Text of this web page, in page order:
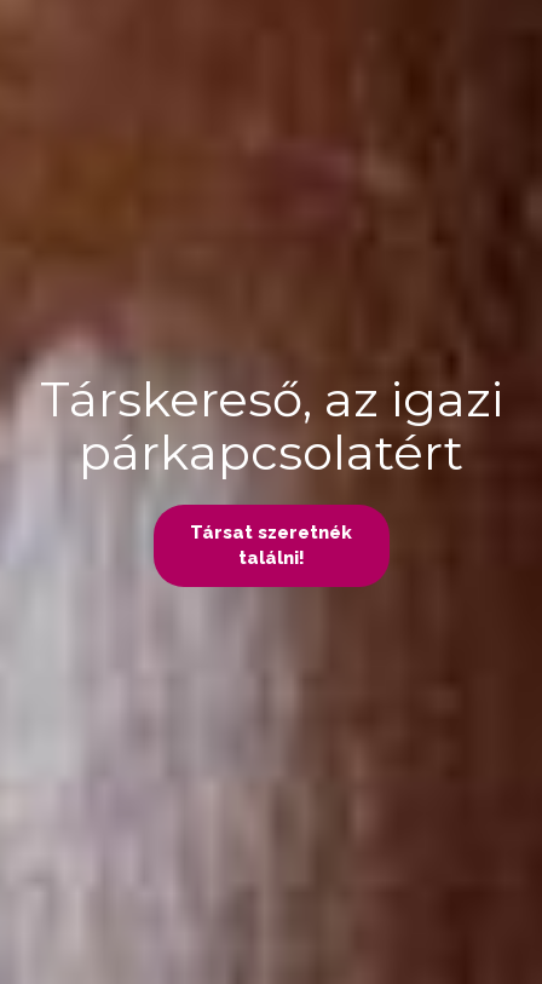
Társat szeretnék
találni!
Társkereső, az igazi
párkapcsolatért